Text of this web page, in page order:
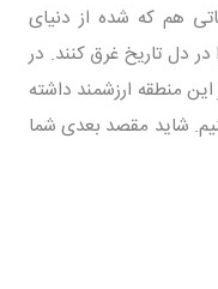
هم که شده از دنیای
دل تاریخ غرق کنند. در
منطقه ارزشمند داشته
شاید مقصد بعدی شما